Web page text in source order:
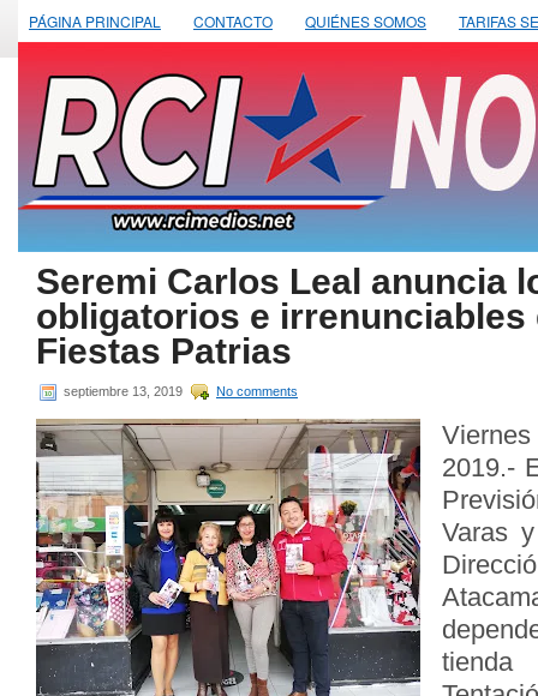
PÁGINA PRINCIPAL CONTACTO QUIÉNES SOMOS TARIFAS
Seremi Carlos Leal anuncia
obligatorios e irrenunciables
Fiestas Patrias
septiembre 13, 2019 No comments
2019.-
Varas